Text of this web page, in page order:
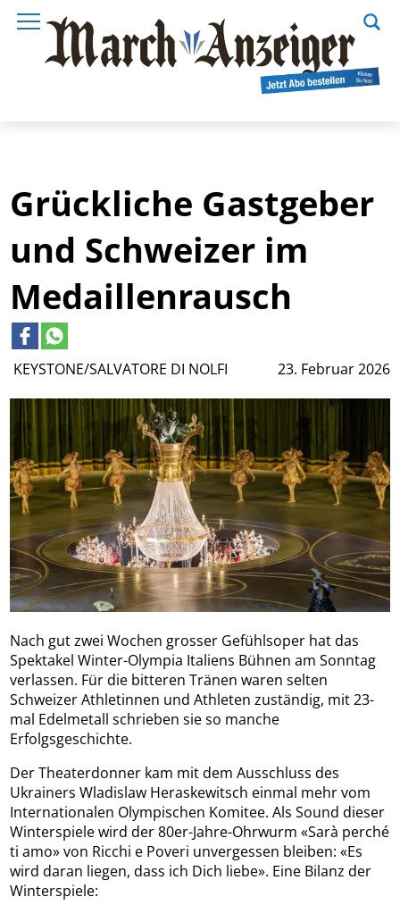
KEYSTONE/SALVATORE DI NOLFI 23. Februar 2026
Grückliche Gastgeber
und Schweizer im
Medaillenrausch
Nach gut zwei Wochen grosser Gefühlsoper hat das
Spektakel Winter-Olympia Italiens Bühnen am Sonntag
verlassen. Für die bitteren Tränen waren selten
Schweizer Athletinnen und Athleten zuständig, mit 23-
mal Edelmetall schrieben sie so manche
Erfolgsgeschichte.
Der Theaterdonner kam mit dem Ausschluss des
Ukrainers Wladislaw Heraskewitsch einmal mehr vom
Internationalen Olympischen Komitee. Als Sound dieser
Winterspiele wird der 80er-Jahre-Ohrwurm «Sarà perché
ti amo» von Ricchi e Poveri unvergessen bleiben: «Es
wird daran liegen, dass ich Dich liebe». Eine Bilanz der
Winterspiele: